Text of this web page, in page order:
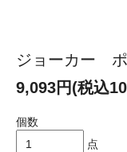
ジョーカー
9,093円(税込
個数
点